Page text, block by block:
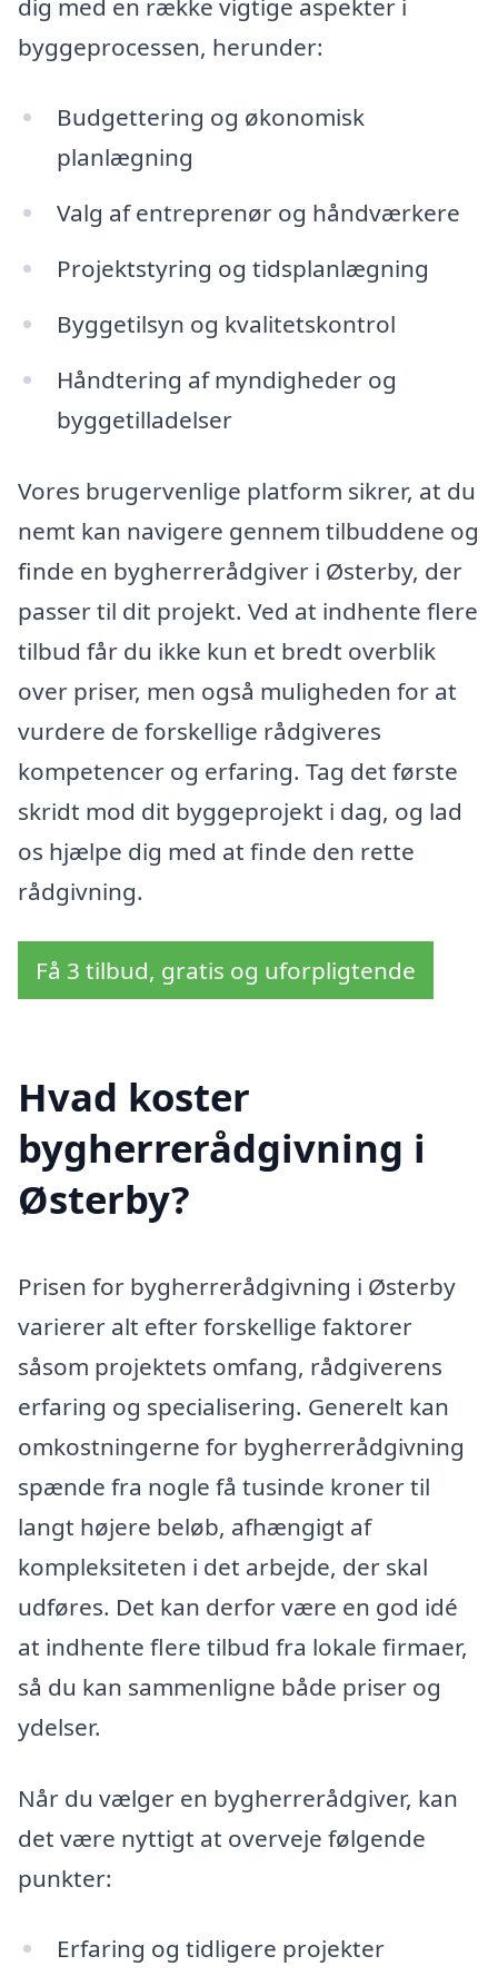
dig med en række vigtige aspekter i
byggeprocessen, herunder:
Budgettering og økonomisk
planlægning
Valg af entreprenør og håndværkere
Projektstyring og tidsplanlægning
Byggetilsyn og kvalitetskontrol
Håndtering af myndigheder og
byggetilladelser
Vores brugervenlige platform sikrer, at du
nemt kan navigere gennem tilbuddene og
finde en bygherrerådgiver i Østerby, der
passer til dit projekt. Ved at indhente flere
tilbud får du ikke kun et bredt overblik
over priser, men også muligheden for at
vurdere de forskellige rådgiveres
kompetencer og erfaring. Tag det første
skridt mod dit byggeprojekt i dag, og lad
os hjælpe dig med at finde den rette
rådgivning.
Få 3 tilbud, gratis og uforpligtende
Hvad koster
bygherrerådgivning i
Østerby?
Prisen for bygherrerådgivning i Østerby
varierer alt efter forskellige faktorer
såsom projektets omfang, rådgiverens
erfaring og specialisering. Generelt kan
omkostningerne for bygherrerådgivning
spænde fra nogle få tusinde kroner til
langt højere beløb, afhængigt af
kompleksiteten i det arbejde, der skal
udføres. Det kan derfor være en god idé
at indhente flere tilbud fra lokale firmaer,
så du kan sammenligne både priser og
ydelser.
Når du vælger en bygherrerådgiver, kan
det være nyttigt at overveje følgende
punkter:
Erfaring og tidligere projekter